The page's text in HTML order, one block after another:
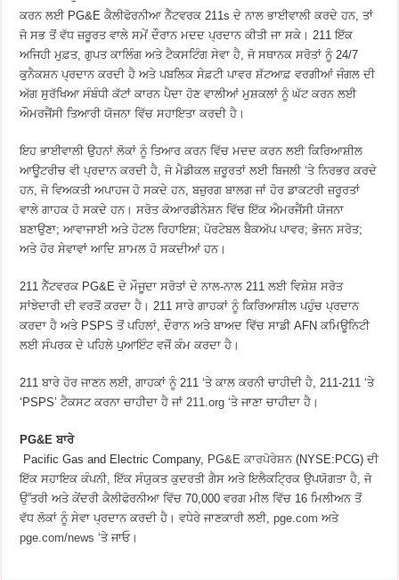
ਕਰਨ ਲਈ PG&E ਕੈਲੀਫੋਰਨੀਆ ਨੈੱਟਵਰਕ 211s ਦੇ ਨਾਲ ਭਾਈਵਾਲੀ ਕਰਦੇ ਹਨ, ਤਾਂ
ਜੋ ਸਭ ਤੋਂ ਵੱਧ ਜ਼ਰੂਰਤ ਵਾਲੇ ਸਮੇਂ ਦੌਰਾਨ ਮਦਦ ਪ੍ਰਦਾਨ ਕੀਤੀ ਜਾ ਸਕੇ। 211 ਇੱਕ
ਅਜਿਹੀ ਮੁਫ਼ਤ, ਗੁਪਤ ਕਾਲਿੰਗ ਅਤੇ ਟੈਕਸਟਿੰਗ ਸੇਵਾ ਹੈ, ਜੋ ਸਥਾਨਕ ਸਰੋਤਾਂ ਨੂੰ 24/7
ਕੁਨੈਕਸ਼ਨ ਪ੍ਰਦਾਨ ਕਰਦੀ ਹੈ ਅਤੇ ਪਬਲਿਕ ਸੇਫ਼ਟੀ ਪਾਵਰ ਸ਼ੱਟਆਫ਼ ਵਰਗੀਆਂ ਜੰਗਲ ਦੀ
ਅੱਗ ਸੁਰੱਖਿਆ ਸੰਬੰਧੀ ਕੱਟਾਂ ਕਾਰਨ ਪੈਦਾ ਹੋਣ ਵਾਲੀਆਂ ਮੁਸ਼ਕਲਾਂ ਨੂੰ ਘੱਟ ਕਰਨ ਲਈ
ਔਮਰਜੈਂਸੀ ਤਿਆਰੀ ਯੋਜਨਾ ਵਿੱਚ ਸਹਾਇਤਾ ਕਰਦੀ ਹੈ।
ਇਹ ਭਾਈਵਾਲੀ ਉਹਨਾਂ ਲੋਕਾਂ ਨੂੰ ਤਿਆਰ ਕਰਨ ਵਿੱਚ ਮਦਦ ਕਰਨ ਲਈ ਕਿਰਿਆਸ਼ੀਲ
ਆਊਟਰੀਚ ਵੀ ਪ੍ਰਦਾਨ ਕਰਦੀ ਹੈ, ਜੋ ਮੈਡੀਕਲ ਜ਼ਰੂਰਤਾਂ ਲਈ ਬਿਜਲੀ ‘ਤੇ ਨਿਰਭਰ ਕਰਦੇ
ਹਨ, ਜੋ ਵਿਅਕਤੀ ਅਪਾਹਜ ਹੋ ਸਕਦੇ ਹਨ, ਬਜ਼ੁਰਗ ਬਾਲਗ ਜਾਂ ਹੋਰ ਡਾਕਟਰੀ ਜ਼ਰੂਰਤਾਂ
ਵਾਲੇ ਗਾਹਕ ਹੋ ਸਕਦੇ ਹਨ। ਸਰੋਤ ਕੋਆਰਡੀਨੇਸ਼ਨ ਵਿੱਚ ਇੱਕ ਐਮਰਜੈਂਸੀ ਯੋਜਨਾ
ਬਣਾਉਣਾ; ਆਵਾਜਾਈ ਅਤੇ ਹੋਟਲ ਰਿਹਾਇਸ਼; ਪੋਰਟੇਬਲ ਬੈਕਅੱਪ ਪਾਵਰ; ਭੋਜਨ ਸਰੋਤ;
ਅਤੇ ਹੋਰ ਸੇਵਾਵਾਂ ਆਦਿ ਸ਼ਾਮਲ ਹੋ ਸਕਦੀਆਂ ਹਨ।
211 ਨੈੱਟਵਰਕ PG&E ਦੇ ਮੌਜੂਦਾ ਸਰੋਤਾਂ ਦੇ ਨਾਲ-ਨਾਲ 211 ਲਈ ਵਿਸ਼ੇਸ਼ ਸਰੋਤ
ਸਾਂਝੇਦਾਰੀ ਦੀ ਵਰਤੋਂ ਕਰਦਾ ਹੈ। 211 ਸਾਰੇ ਗਾਹਕਾਂ ਨੂੰ ਕਿਰਿਆਸ਼ੀਲ ਪਹੁੰਚ ਪ੍ਰਦਾਨ
ਕਰਦਾ ਹੈ ਅਤੇ PSPS ਤੋਂ ਪਹਿਲਾਂ, ਦੌਰਾਨ ਅਤੇ ਬਾਅਦ ਵਿੱਚ ਸਾਡੀ AFN ਕਮਿਊਨਿਟੀ
ਲਈ ਸੰਪਰਕ ਦੇ ਪਹਿਲੇ ਪੁਆਇੰਟ ਵਜੋਂ ਕੰਮ ਕਰਦਾ ਹੈ।
211 ਬਾਰੇ ਹੋਰ ਜਾਣਨ ਲਈ, ਗਾਹਕਾਂ ਨੂੰ 211 ‘ਤੇ ਕਾਲ ਕਰਨੀ ਚਾਹੀਦੀ ਹੈ, 211-211 ‘ਤੇ
‘PSPS’ ਟੈਕਸਟ ਕਰਨਾ ਚਾਹੀਦਾ ਹੈ ਜਾਂ211.org ‘ਤੇ ਜਾਣਾ ਚਾਹੀਦਾ ਹੈ।
PG&E ਬਾਰੇ
Pacific Gas and Electric Company, PG&E ਕਾਰਪੋਰੇਸ਼ਨ(NYSE:PCG) ਦੀ
ਇੱਕ ਸਹਾਇਕ ਕੰਪਨੀ, ਇੱਕ ਸੰਯੁਕਤ ਕੁਦਰਤੀ ਗੈਸ ਅਤੇ ਇਲੈਕਟ੍ਰਿਕ ਉਪਯੋਗਤਾ ਹੈ, ਜੋ
ਉੱਤਰੀ ਅਤੇ ਕੇਂਦਰੀ ਕੈਲੀਫੋਰਨੀਆ ਵਿੱਚ 70,000 ਵਰਗ ਮੀਲ ਵਿੱਚ 16 ਮਿਲੀਅਨ ਤੋਂ
ਵੱਧ ਲੋਕਾਂ ਨੂੰ ਸੇਵਾ ਪ੍ਰਦਾਨ ਕਰਦੀ ਹੈ। ਵਧੇਰੇ ਜਾਣਕਾਰੀ ਲਈ,pge.com ਅਤੇ
pge.com/news ‘ਤੇ ਜਾਓ।